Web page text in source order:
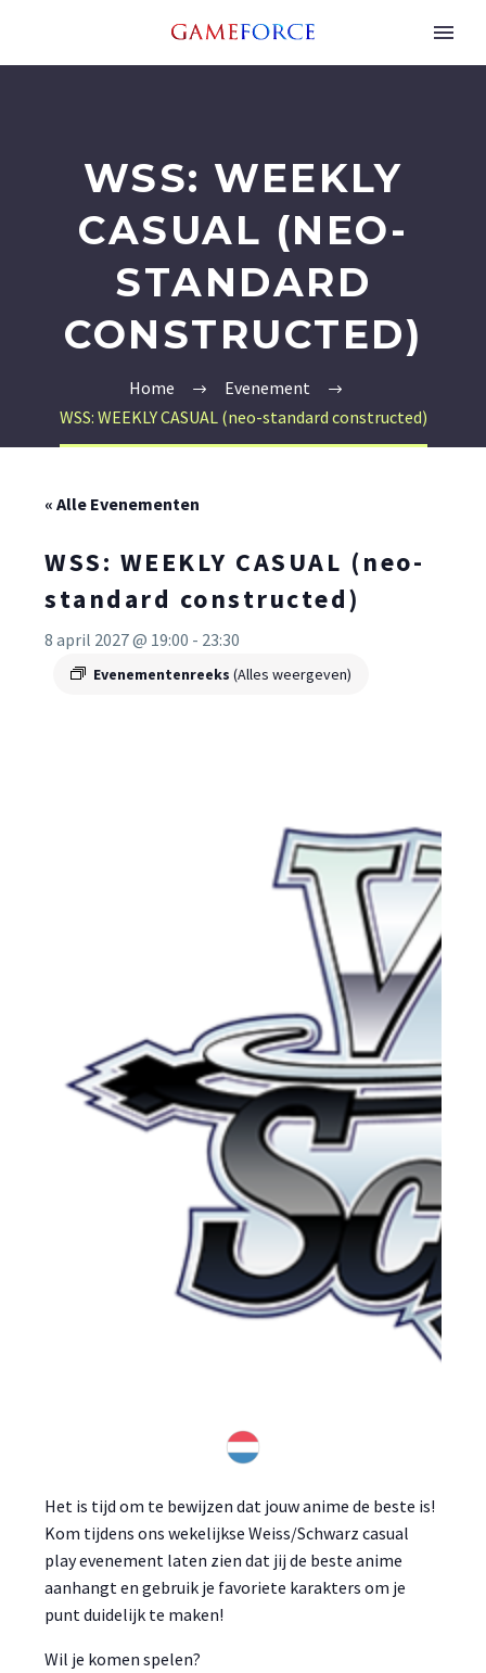
WSS: WEEKLY
CASUAL (NEO-
STANDARD
CONSTRUCTED)
Home
Evenement
WSS: WEEKLY CASUAL (neo-standard constructed)
« Alle Evenementen
WSS: WEEKLY CASUAL (neo-
standard constructed)
8 april 2027 @ 19:00 - 23:30
Evenementenreeks (Alles weergeven)
Het is tijd om te bewijzen dat jouw anime de beste is!
Kom tijdens ons wekelijkse Weiss/Schwarz casual
play evenement laten zien dat jij de beste anime
aanhangt en gebruik je favoriete karakters om je
punt duidelijk te maken!
Wil je komen spelen?